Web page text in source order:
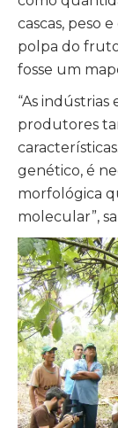
cascas, peso
polpa do
fosse um
“As
produtores
genético, é
morfológica
molecular”,